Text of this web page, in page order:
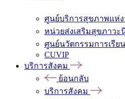
ศูนย์บริการสุขภาพแห่ง
หน่วยส่งเสริมสุขภาวะ
ศูนย์นวัตกรรมการเรียน
CUVIP
บริการสังคม
ย้อนกลับ
บริการสังคม